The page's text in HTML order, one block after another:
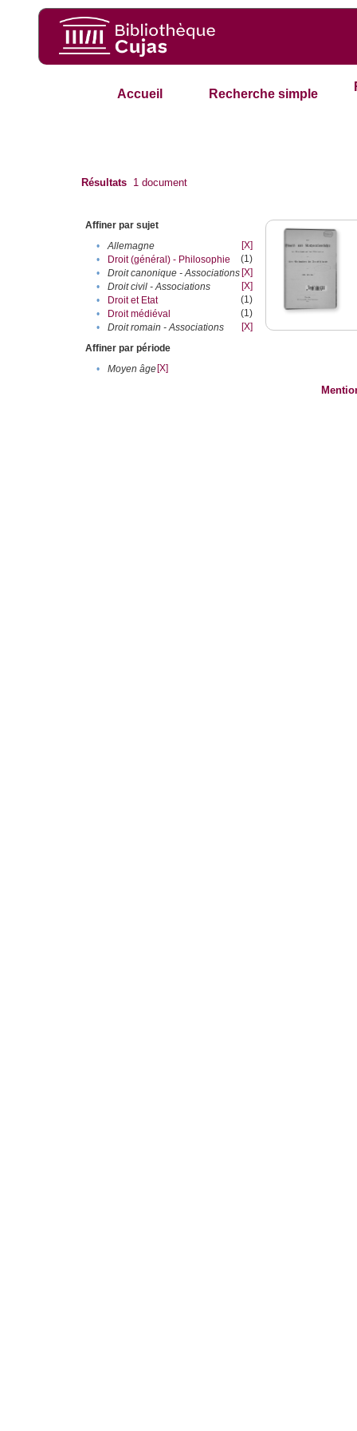
Accueil Recherche simple
Résultats 1 document
Affiner par sujet
•
Allemagne
[X]
•
Droit (général) - Philosophie
(1)
•
Droit canonique - Associations [X]
•
Droit civil - Associations
[X]
•
Droit et Etat
(1)
•
Droit médiéval
(1)
•
Droit romain - Associations
[X]
Affiner par période
•
Moyen âge[X]